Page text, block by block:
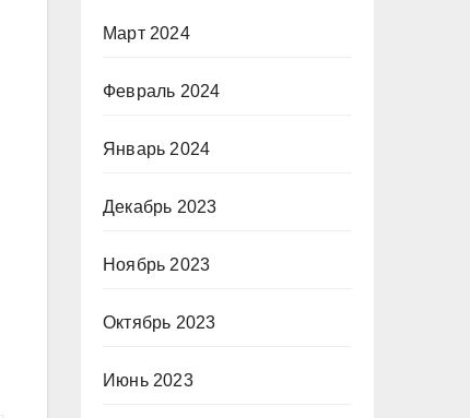
Март 2024
Февраль 2024
Январь 2024
Декабрь 2023
Ноябрь 2023
Октябрь 2023
Июнь 2023